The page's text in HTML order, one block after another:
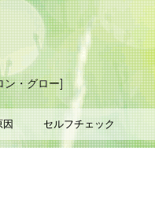
ン・グロー]
因 セルフチェック